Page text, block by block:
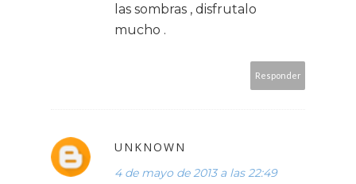
las sombras , disfrutalo
mucho .
Responder
UNKNOWN
4 de mayo de 2013 a las 22:49